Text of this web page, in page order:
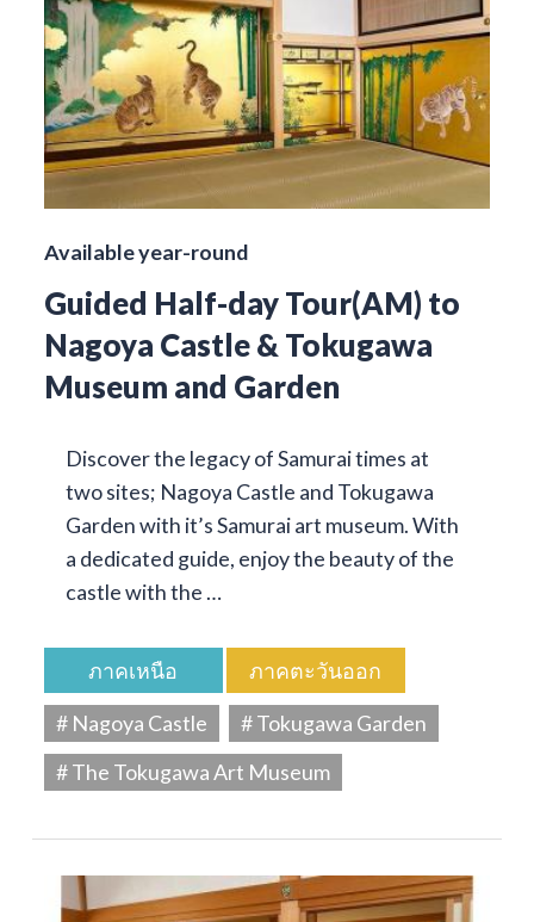
Available year-round
Guided Half-day Tour(AM) to
Nagoya Castle & Tokugawa
Museum and Garden
Discover the legacy of Samurai times at
two sites; Nagoya Castle and Tokugawa
Garden with it’s Samurai art museum. With
a dedicated guide, enjoy the beauty of the
castle with the …
ภาคเหนือ
ภาคตะวันออก
# Nagoya Castle
# Tokugawa Garden
# The Tokugawa Art Museum